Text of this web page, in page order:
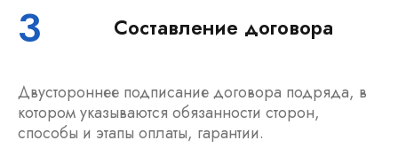
3 Составление договора
Двустороннее подписание договора подряда, в
котором указываются обязанности сторон,
способы и этапы оплаты, гарантии.